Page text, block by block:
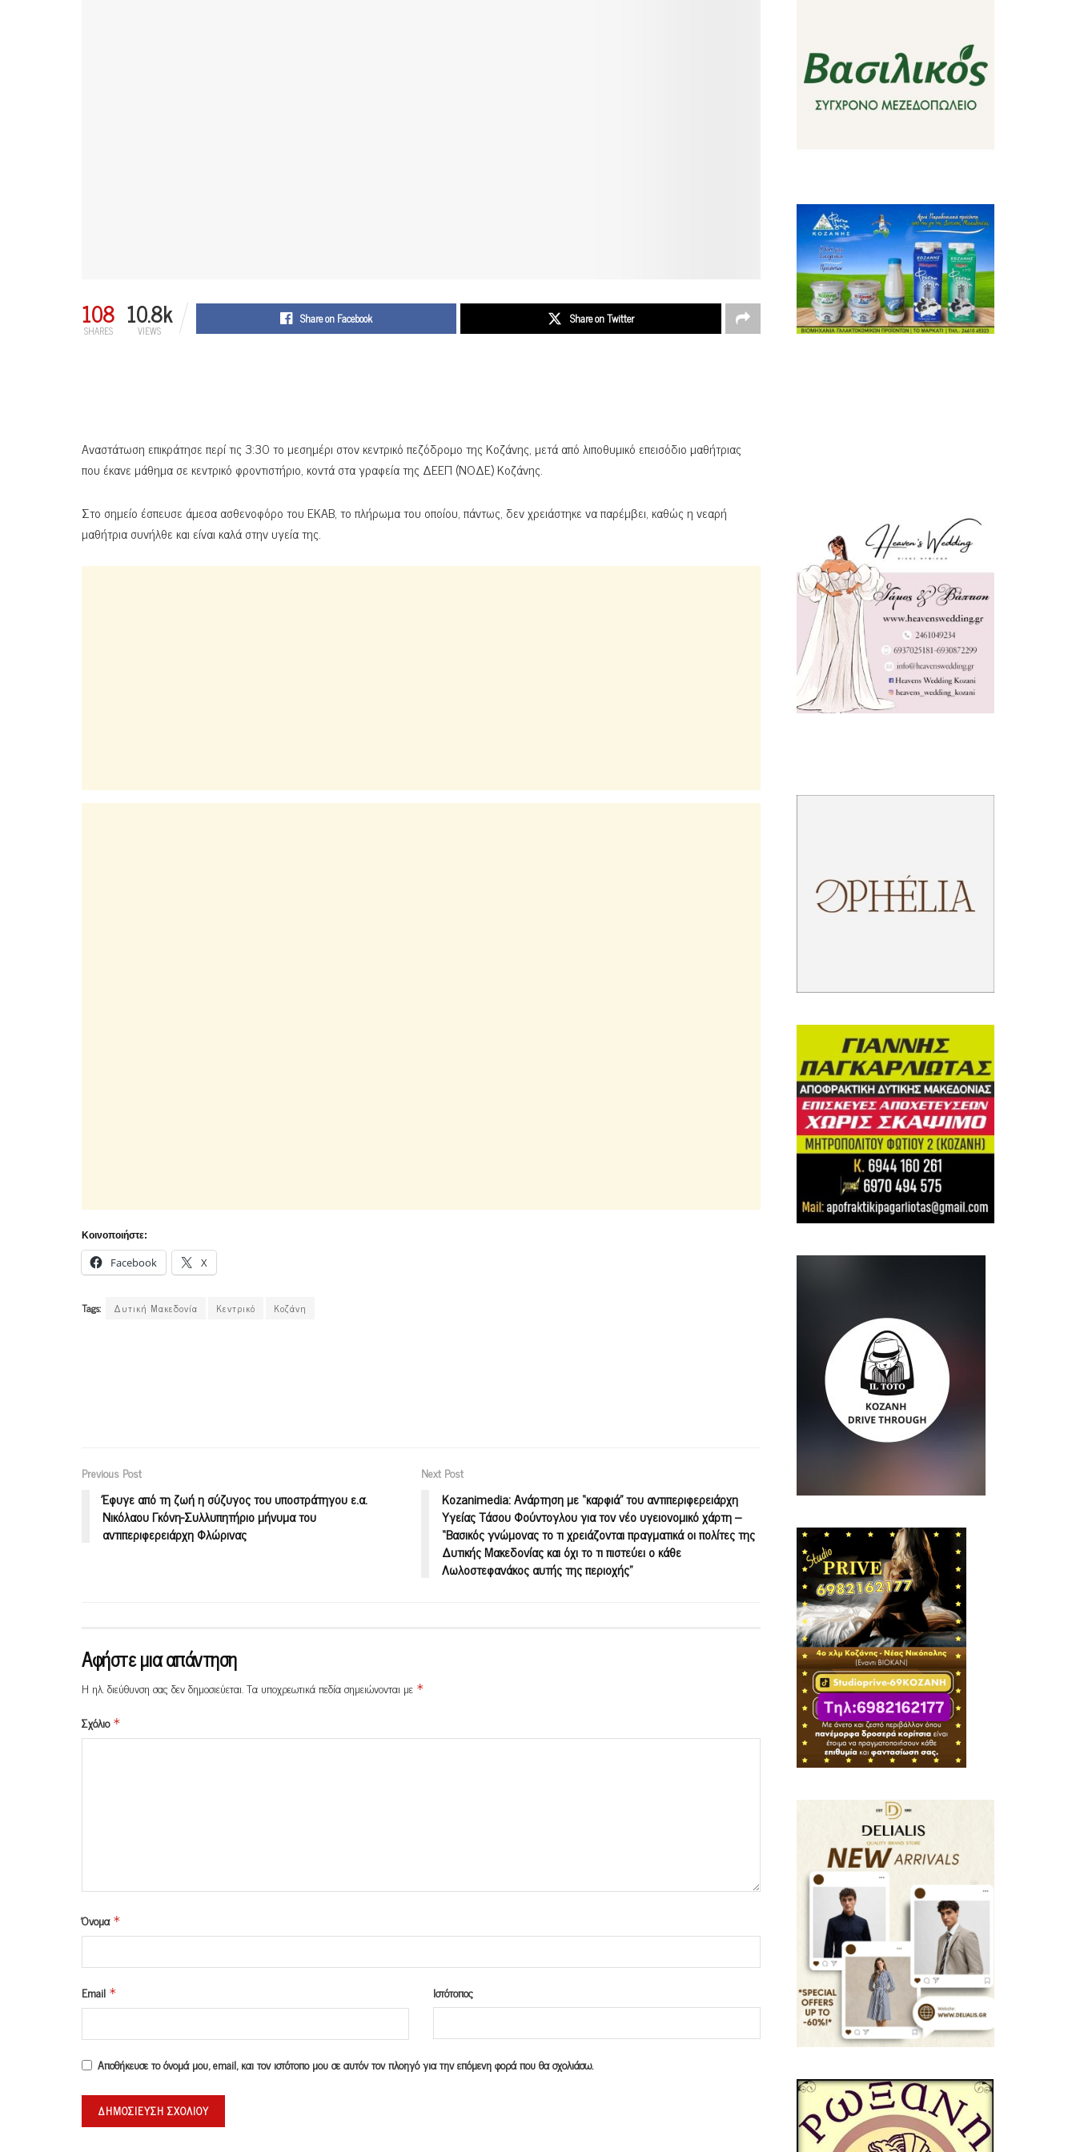
108
SHARES 10.8k
VIEWS
Share on Facebook Share on Twitter
Αναστάτωση επικράτησε περί τις 3:30 το μεσημέρι στον κεντρικό πεζόδρομο της Κοζάνης, μετά από λιποθυμικό επεισόδιο μαθήτριας
που έκανε μάθημα σε κεντρικό φροντιστήριο, κοντά στα γραφεία της ΔΕΕΠ (ΝΟΔΕ) Κοζάνης.
Στο σημείο έσπευσε άμεσα ασθενοφόρο του ΕΚΑΒ, το πλήρωμα του οποίου, πάντως, δεν χρειάστηκε να παρέμβει, καθώς η νεαρή
μαθήτρια συνήλθε και είναι καλά στην υγεία της.
Κοινοποιήστε:
Facebook X
Tags: Δυτική Μακεδονία Κεντρικό Κοζάνη
Previous Post
Έφυγε από τη ζωή η σύζυγος του υποστράτηγου ε.α.
Νικόλαου Γκόνη-Συλλυπητήριο μήνυμα του
αντιπεριφερειάρχη Φλώρινας
Next Post
Kozanimedia: Ανάρτηση με “καρφιά” του αντιπεριφερειάρχη
Υγείας Τάσου Φούντογλου για τον νέο υγειονομικό χάρτη –
“Βασικός γνώμονας το τι χρειάζονται πραγματικά οι πολίτες της
Δυτικής Μακεδονίας και όχι το τι πιστεύει ο κάθε
Λωλοστεφανάκος αυτής της περιοχής”
Αφήστε μια απάντηση
Η ηλ. διεύθυνση σας δεν δημοσιεύεται.Τα υποχρεωτικά πεδία σημειώνονται με *
Σχόλιο *
Όνομα *
Email * Ιστότοπος
Αποθήκευσε το όνομά μου, email, και τον ιστότοπο μου σε αυτόν τον πλοηγό για την επόμενη φορά που θα σχολιάσω.